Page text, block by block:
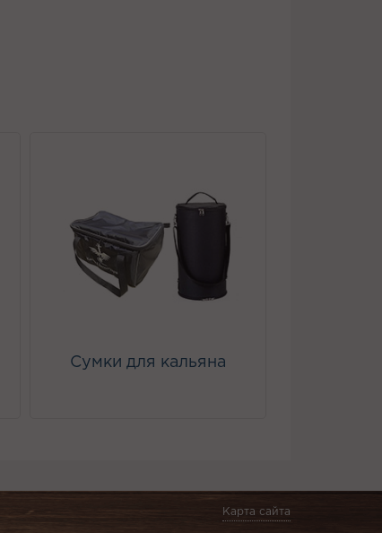
Сумки для кальяна
Карта сайта